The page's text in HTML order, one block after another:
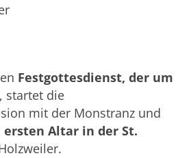
Festgottesdienst, der um
startet die
mit der Monstranz und
ersten Altar in der St.
Holzweiler.